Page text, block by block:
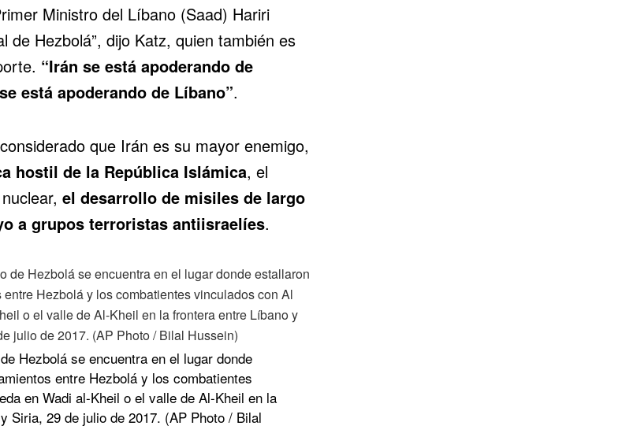
Ministro del Líbano (Saad) Hariri
de Hezbolá”, dijo Katz, quien también es
“Irán se está apoderando de
está apoderando de Líbano”.
que Irán es su mayor enemigo,
hostil de la República Islámica, el
el desarrollo de misiles de largo
a grupos terroristas antiisraelíes.
Hezbolá se encuentra en el lugar donde
entre Hezbolá y los combatientes
en Wadi al-Kheil o el valle de Al-Kheil en la
Siria, 29 de julio de 2017. (AP Photo / Bilal